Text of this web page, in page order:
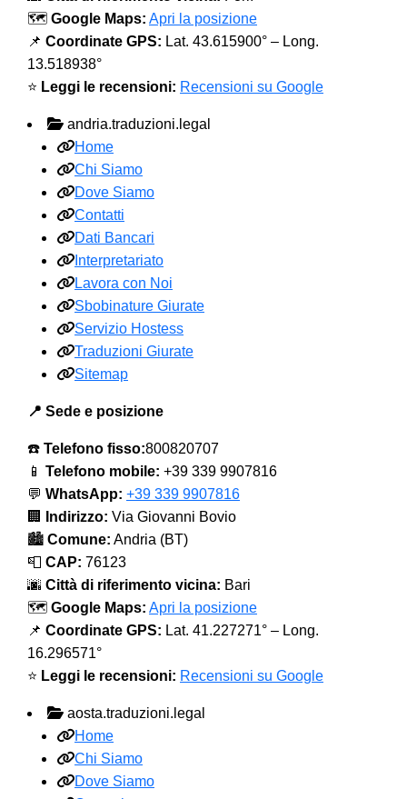
🗺️ Google Maps: Apri la posizione
📌 Coordinate GPS: Lat. 43.615900° – Long.
13.518938°
⭐ Leggi le recensioni: Recensioni su Google
andria.traduzioni.legal
Home
Chi Siamo
Dove Siamo
Contatti
Dati Bancari
Interpretariato
Lavora con Noi
Sbobinature Giurate
Servizio Hostess
Traduzioni Giurate
Sitemap
📍 Sede e posizione
☎️ Telefono fisso:800820707
📱 Telefono mobile: +39 339 9907816
💬 WhatsApp: +39 339 9907816
🏢
Indirizzo: Via Giovanni Bovio
🏙️ Comune: Andria (BT)
📮 CAP: 76123
🌆 Città di riferimento vicina: Bari
🗺️ Google Maps: Apri la posizione
📌 Coordinate GPS: Lat. 41.227271° – Long.
16.296571°
⭐ Leggi le recensioni: Recensioni su Google
aosta.traduzioni.legal
Home
Chi Siamo
Dove Siamo